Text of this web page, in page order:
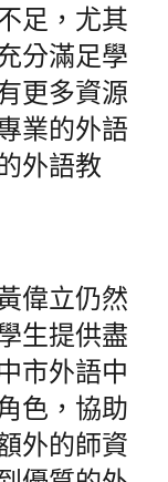
足，尤其
分滿足學
更多資源
業的外語
外語教
偉立仍然
生提供盡
市外語中
色，協助
外的師資